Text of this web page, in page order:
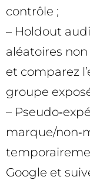
contrôle ;
– Holdout
aléatoires
et comparez
groupe
–
marque/
Google et